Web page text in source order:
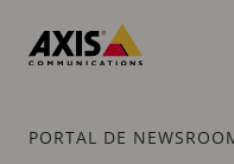
contenido
Breadcrumb
PORTAL DE